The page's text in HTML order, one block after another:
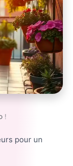
!
pour un